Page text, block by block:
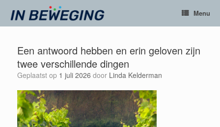
naar
Menu
Een antwoord hebben en erin geloven zijn
twee verschillende dingen
Geplaatst op 1 juli 2026 door Linda Kelderman